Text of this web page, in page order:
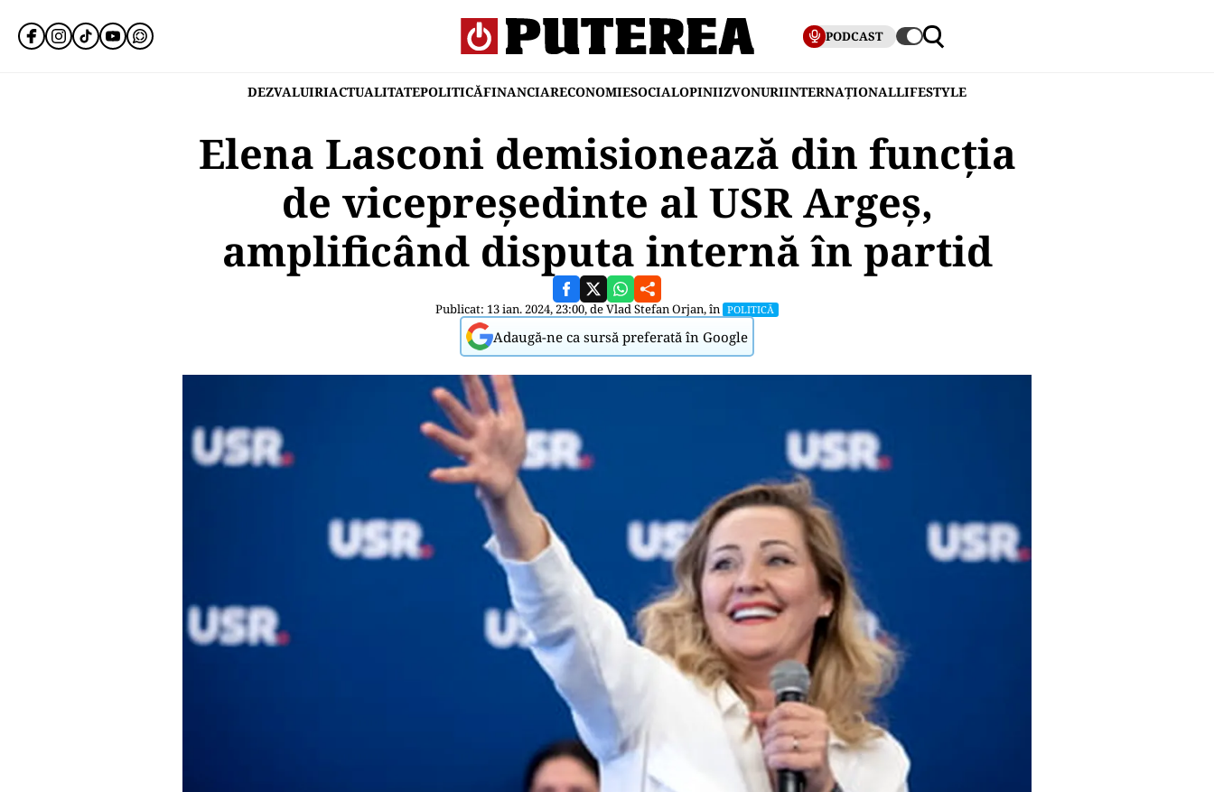
PODCAST
DEZVALUIRIACTUALITATEPOLITICĂFINANCIARECONOMIESOCIALOPINIIZVONURIINTERNAȚIONALLIFESTYLE
Elena Lasconi demisionează din funcția
de vicepreședinte al USR Argeș,
amplificând disputa internă în partid
Publicat: 13 ian. 2024, 23:00, deVlad Stefan Orjan, în POLITICĂ
Adaugă-ne ca sursă preferată în Google